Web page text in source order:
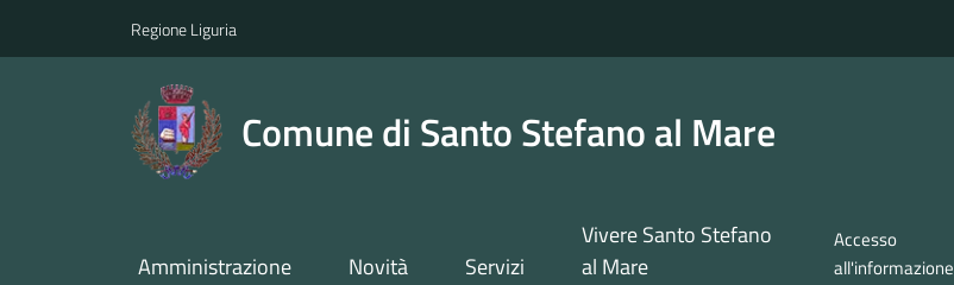
Regione Liguria
Comune di Santo Stefano al Mare
Amministrazione Novità Servizi
Vivere Santo Stefano
al Mare
Accesso
all'informazione